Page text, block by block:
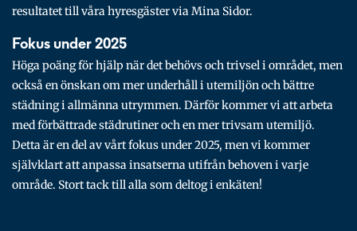
resultatet till våra hyresgäster via Mina Sidor.
Fokus under 2025
Höga poäng för hjälp när det behövs och trivsel i området, men
också en önskan om mer underhåll i utemiljön och bättre
städning i allmänna utrymmen. Därför kommer vi att arbeta
med förbättrade städrutiner och en mer trivsam utemiljö.
Detta är en del av vårt fokus under 2025, men vi kommer
självklart att anpassa insatserna utifrån behoven i varje
område. Stort tack till alla som deltog i enkäten!